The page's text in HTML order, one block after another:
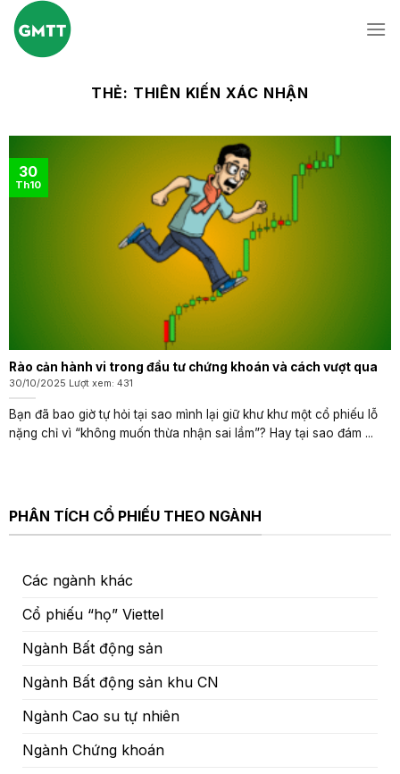
Skip
content
THẺ: THIÊN KIẾN XÁC NHẬN
Rào cản hành vi trong đầu tư chứng khoán và cách vượt qua
30/10/2025 Lượt xem: 431
Bạn đã bao giờ tự hỏi tại sao mình lại giữ khư khư một cổ phiếu lỗ
nặng chỉ vì “không muốn thừa nhận sai lầm”? Hay tại sao đám ...
30
Th10
PHÂN TÍCH CỔ PHIẾU THEO NGÀNH
Các ngành khác
Cổ phiếu “họ” Viettel
Ngành Bất động sản
Ngành Bất động sản khu CN
Ngành Cao su tự nhiên
Ngành Chứng khoán